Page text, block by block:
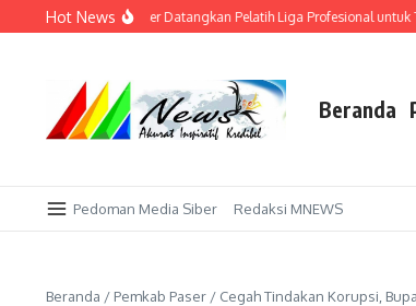
Lewati ke konten
Hot News
Sendiri! AFI Paser Datangkan Pelatih Liga Profesional untuk
Beranda
Pedoman Media Siber Redaksi MNEWS
Beranda / Pemkab Paser / Cegah Tindakan Korupsi,